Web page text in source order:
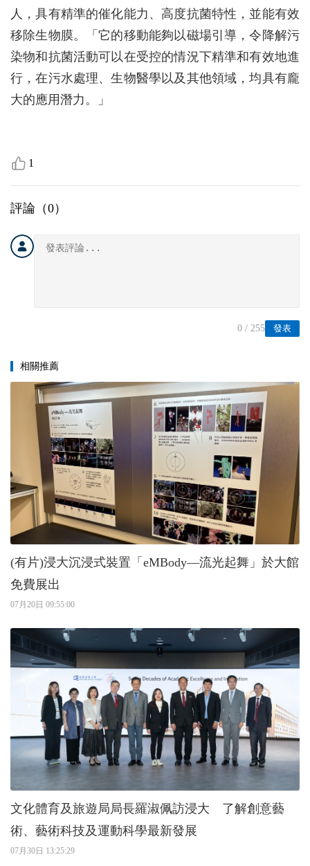
人，具有精準的催化能力、高度抗菌特性，並能有效
移除生物膜。「它的移動能夠以磁場引導，令降解污
染物和抗菌活動可以在受控的情況下精準和有效地進
行，在污水處理、生物醫學以及其他領域，均具有龐
大的應用潛力。」
1
評論（0）
發表
0 / 255
相關推薦
(有片)浸大沉浸式裝置「eMBody—流光起舞」於大館
免費展出
07月20日 09:55:00
文化體育及旅遊局局長羅淑佩訪浸大 了解創意藝
術、藝術科技及運動科學最新發展
07月30日 13:25:29